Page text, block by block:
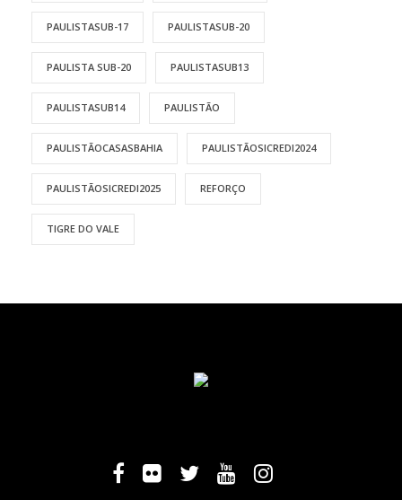
PAULISTASUB-17 PAULISTASUB-20
PAULISTA SUB-20 PAULISTASUB13
PAULISTASUB14 PAULISTÃO
PAULISTÃOCASASBAHIA PAULISTÃOSICREDI2024
PAULISTÃOSICREDI2025 REFORÇO
TIGRE DO VALE